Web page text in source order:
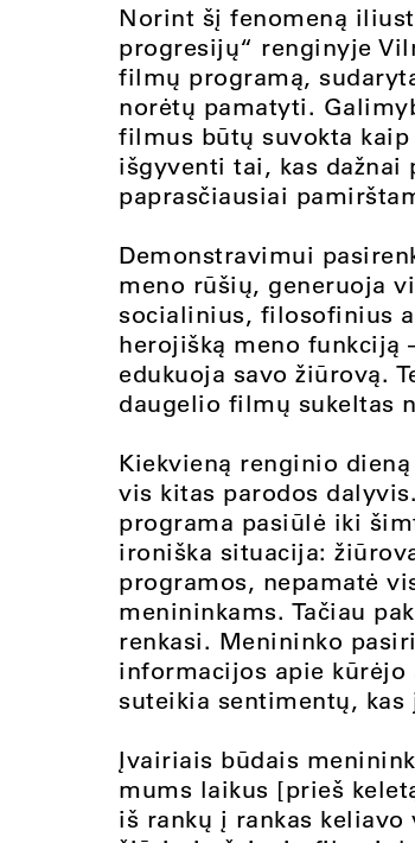
Norint šį fenomeną
progresijų“ renginyje
filmų programą,
norėtų pamatyti.
filmus būtų suvokta
išgyventi tai, kas
paprasčiausiai
Demonstravimui
meno rūšių, generuoja
socialinius, filosofinius
herojišką meno funkciją
edukuoja savo žiūrovą.
daugelio filmų sukeltas
Kiekvieną renginio
vis kitas parodos
programa pasiūlė iki
ironiška situacija:
programos, nepamatė
menininkams. Tačiau
renkasi. Menininko
informacijos apie kūrėjo
suteikia sentimentų,
Įvairiais būdais
mums laikus [prieš
iš rankų į rankas